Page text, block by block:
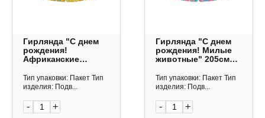
Гирлянда "С днем
рождения!
Африканские
0565.109 Арт Дизайн
Тип упаковки: Пакет Тип
изделия: Подв...
- +
Гирлянда "С днем
рождения! Милые
животные" 205см
Тип упаковки: Пакет Тип
изделия: Подв...
- +